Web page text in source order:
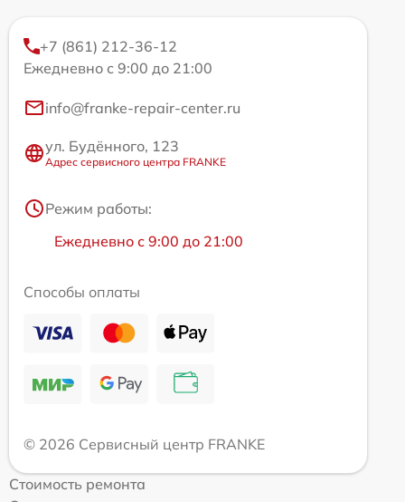
+7 (861) 212-36-12
Ежедневно с 9:00 до 21:00
info@franke-repair-center.ru
ул. Будённого, 123
Адрес сервисного центра FRANKE
Режим работы:
Ежедневно с 9:00 до 21:00
Способы оплаты
© 2026 Сервисный центр FRANKE
Стоимость ремонта